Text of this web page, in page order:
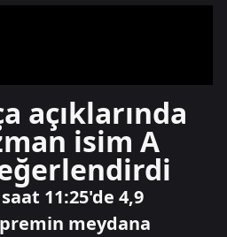
açıklarında
isim A
11:25'de 4,9
meydana